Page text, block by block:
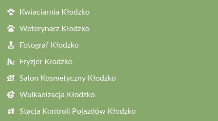
Kwiaciarnia Kłodzko
Weterynarz Kłodzko
Fotograf Kłodzko
Fryzjer Kłodzko
Salon Kosmetyczny Kłodzko
Wulkanizacja Kłodzko
Stacja Kontroli Pojazdów Kłodzko